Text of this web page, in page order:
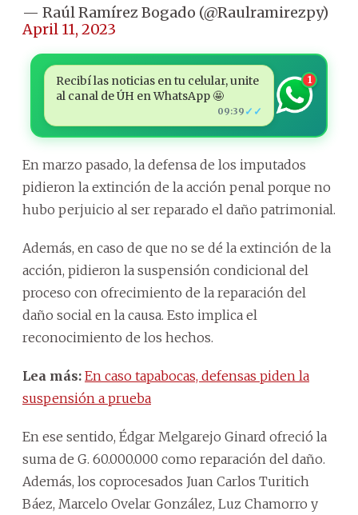
— Raúl Ramírez Bogado (@Raulramirezpy)
April 11, 2023
Recibí las noticias en tu celular, unite
al canal de ÚH en WhatsApp 🤩
09:39 ✓✓
1
En marzo pasado, la defensa de los imputados
pidieron la extinción de la acción penal porque no
hubo perjuicio al ser reparado el daño patrimonial.
Además, en caso de que no se dé la extinción de la
acción, pidieron la suspensión condicional del
proceso con ofrecimiento de la reparación del
daño social en la causa. Esto implica el
reconocimiento de los hechos.
Lea más: En caso tapabocas, defensas piden la
suspensión a prueba
En ese sentido, Édgar Melgarejo Ginard ofreció la
suma de G. 60.000.000 como reparación del daño.
Además, los coprocesados Juan Carlos Turitich
Báez, Marcelo Ovelar González, Luz Chamorro y